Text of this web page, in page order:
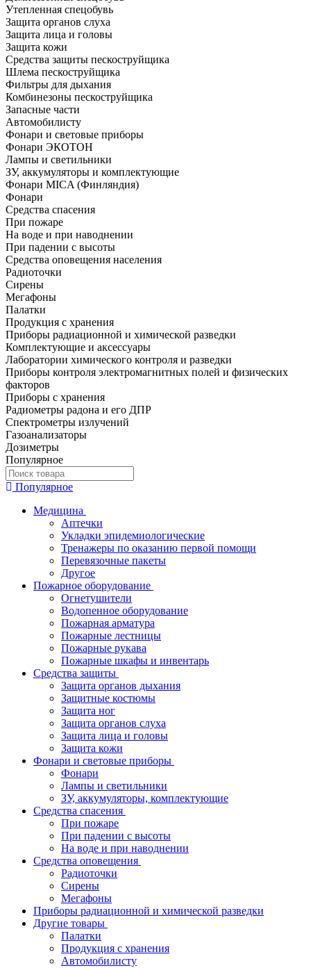
Утепленная спецобувь
Защита органов слуха
Защита лица и головы
Защита кожи
Средства защиты пескоструйщика
Шлема пескоструйщика
Фильтры для дыхания
Комбинезоны пескоструйщика
Запасные части
Автомобилисту
Фонари и световые приборы
Фонари ЭКОТОН
Лампы и светильники
ЗУ, аккумуляторы и комплектующие
Фонари MICA (Финляндия)
Фонари
Средства спасения
При пожаре
На воде и при наводнении
При падении с высоты
Средства оповещения населения
Радиоточки
Сирены
Мегафоны
Палатки
Продукция с хранения
Приборы радиационной и химической разведки
Комплектующие и аксессуары
Лаборатории химического контроля и разведки
Приборы контроля электромагнитных полей и физических
факторов
Приборы с хранения
Радиометры радона и его ДПР
Спектрометры излучений
Газоанализаторы
Дозиметры
Популярное
Популярное
Медицина
Аптечки
Укладки эпидемиологические
Тренажеры по оказанию первой помощи
Перевязочные пакеты
Другое
Пожарное оборудование
Огнетушители
Водопенное оборудование
Пожарная арматура
Пожарные лестницы
Пожарные рукава
Пожарные шкафы и инвентарь
Средства защиты
Защита органов дыхания
Защитные костюмы
Защита ног
Защита органов слуха
Защита лица и головы
Защита кожи
Фонари и световые приборы
Фонари
Лампы и светильники
ЗУ, аккумуляторы, комплектующие
Средства спасения
При пожаре
При падении с высоты
На воде и при наводнении
Средства оповещения
Радиоточки
Сирены
Мегафоны
Приборы радиационной и химической разведки
Другие товары
Палатки
Продукция с хранения
Автомобилисту